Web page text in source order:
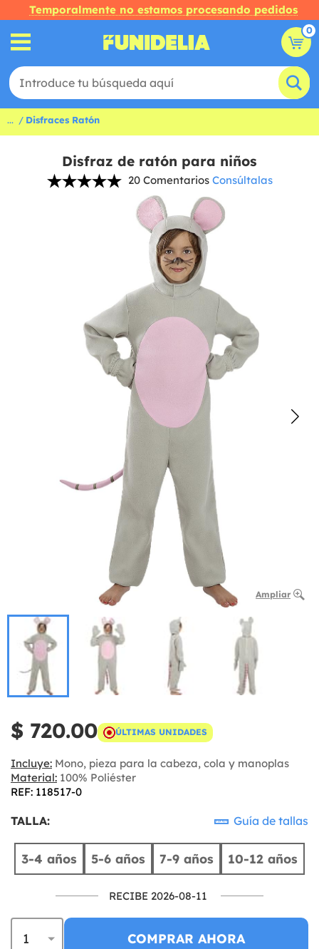
Temporalmente no estamos procesando pedidos
0
... Disfraces Ratón
Disfraz de ratón para niños
20 Comentarios Consúltalas
Ampliar
$ 720.00 ÚLTIMAS UNIDADES
Incluye: Mono, pieza para la cabeza, cola y manoplas
Material: 100% Poliéster
REF: 118517-0
TALLA: Guía de tallas
3-4 años 5-6 años 7-9 años 10-12 años
RECIBE 2026-08-11
COMPRAR AHORA